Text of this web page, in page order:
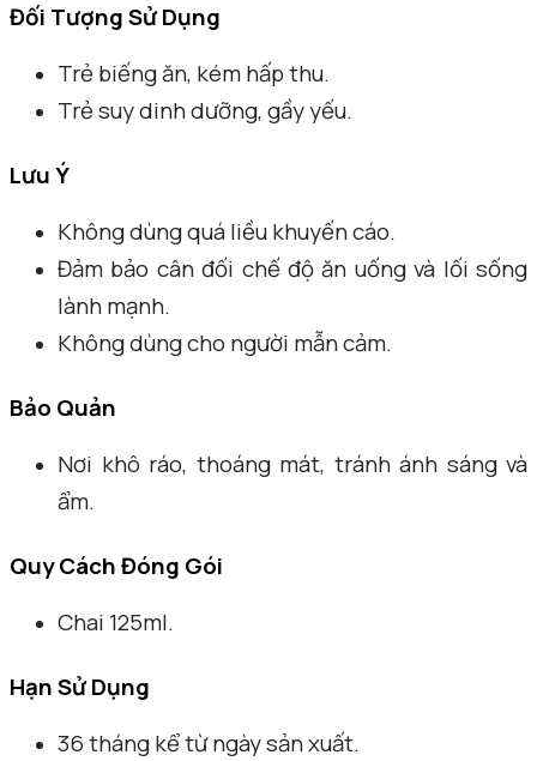
Đối Tượng Sử Dụng
Trẻ biếng ăn, kém hấp thu.
Trẻ suy dinh dưỡng, gầy yếu.
Lưu Ý
Không dùng quá liều khuyến cáo.
Đảm bảo cân đối chế độ ăn uống và lối sống
lành mạnh.
Không dùng cho người mẫn cảm.
Bảo Quản
Nơi khô ráo, thoáng mát, tránh ánh sáng và
ẩm.
Quy Cách Đóng Gói
Chai 125ml.
Hạn Sử Dụng
36 tháng kể từ ngày sản xuất.